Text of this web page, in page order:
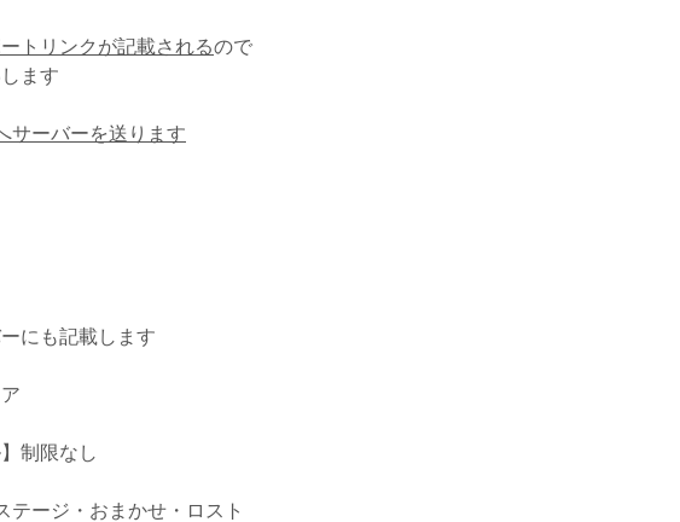
トリンクが記載されるので
ます
サーバーを送ります
にも記載します
制限なし
テージ・おまかせ・ロスト